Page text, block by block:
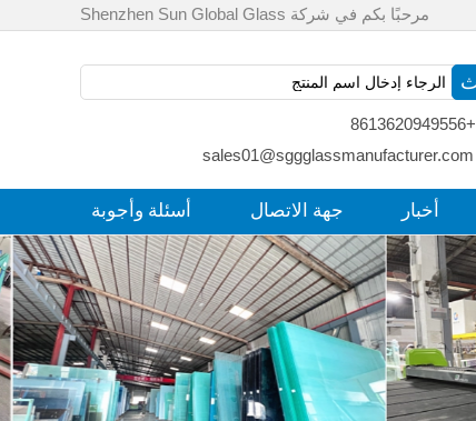
مرحبًا بكم في شركة Shenzhen Sun Global Glass
+8613620949556
sales01@sggglassmanufacturer.com
أخبار جهة الاتصال أسئلة وأجوبة